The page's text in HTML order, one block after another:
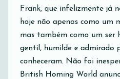
Frank, que infelizmente já
hoje não apenas como um
mas também como um ser
gentil, humilde e admirado
conheceram. Não foi
British Homing World